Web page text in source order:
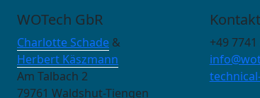
WOTech GbR
Charlotte Schade &
Herbert Käszmann
Am Talbach 2
79761 Waldshut-Tiengen
Kontakt
+49